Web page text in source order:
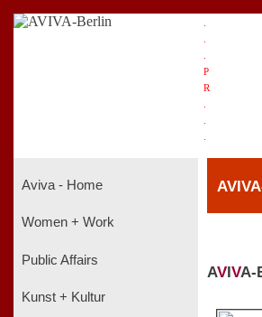
P
R
Aviva - Home
Women + Work
Public Affairs
Kunst + Kultur
AV VA-